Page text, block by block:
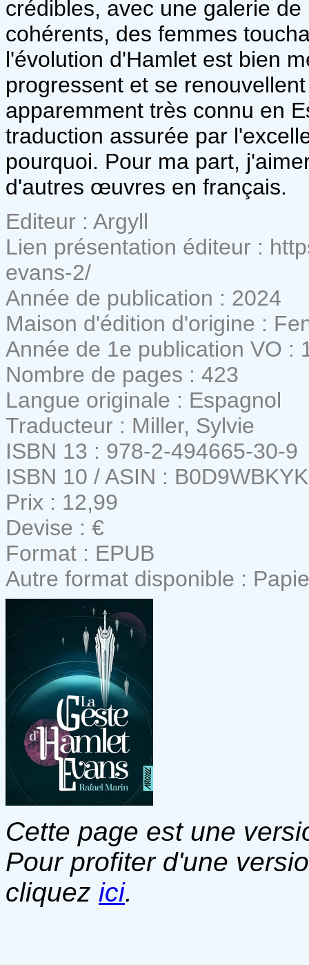
crédibles, avec une galerie
cohérents, des femmes
l'évolution d'Hamlet est bien
progressent et se
apparemment très connu en
traduction assurée par
pourquoi. Pour ma part,
d'autres œuvres en français.
Editeur : Argyll
Lien présentation éditeur :
evans-2/
Année de publication : 2024
Maison d'édition d'origine :
Année de 1e publication VO :
Nombre de pages : 423
Langue originale : Espagnol
Traducteur : Miller, Sylvie
ISBN 13 : 978-2-494665-30-9
ISBN 10 / ASIN :
Prix : 12,99
Devise : €
Format : EPUB
Autre format disponible :
Cette page est une
Pour profiter d'une
cliquez ici.